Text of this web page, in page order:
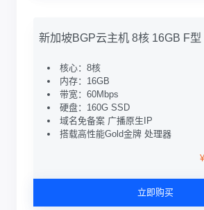
新加坡BGP云主机 8核 16GB F型
核心：8核
内存：16GB
带宽：60Mbps
硬盘：160G SSD
域名免备案 广播原生IP
搭载高性能Gold金牌 处理器
立即购买